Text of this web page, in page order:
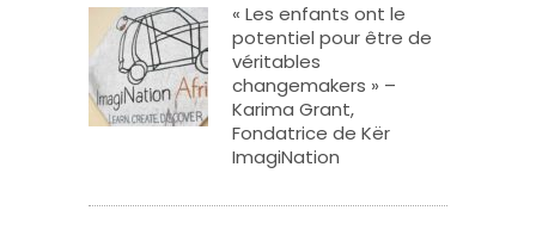
« Les enfants ont le
potentiel pour être de
véritables
changemakers » –
Karima Grant,
Fondatrice de Kër
ImagiNation